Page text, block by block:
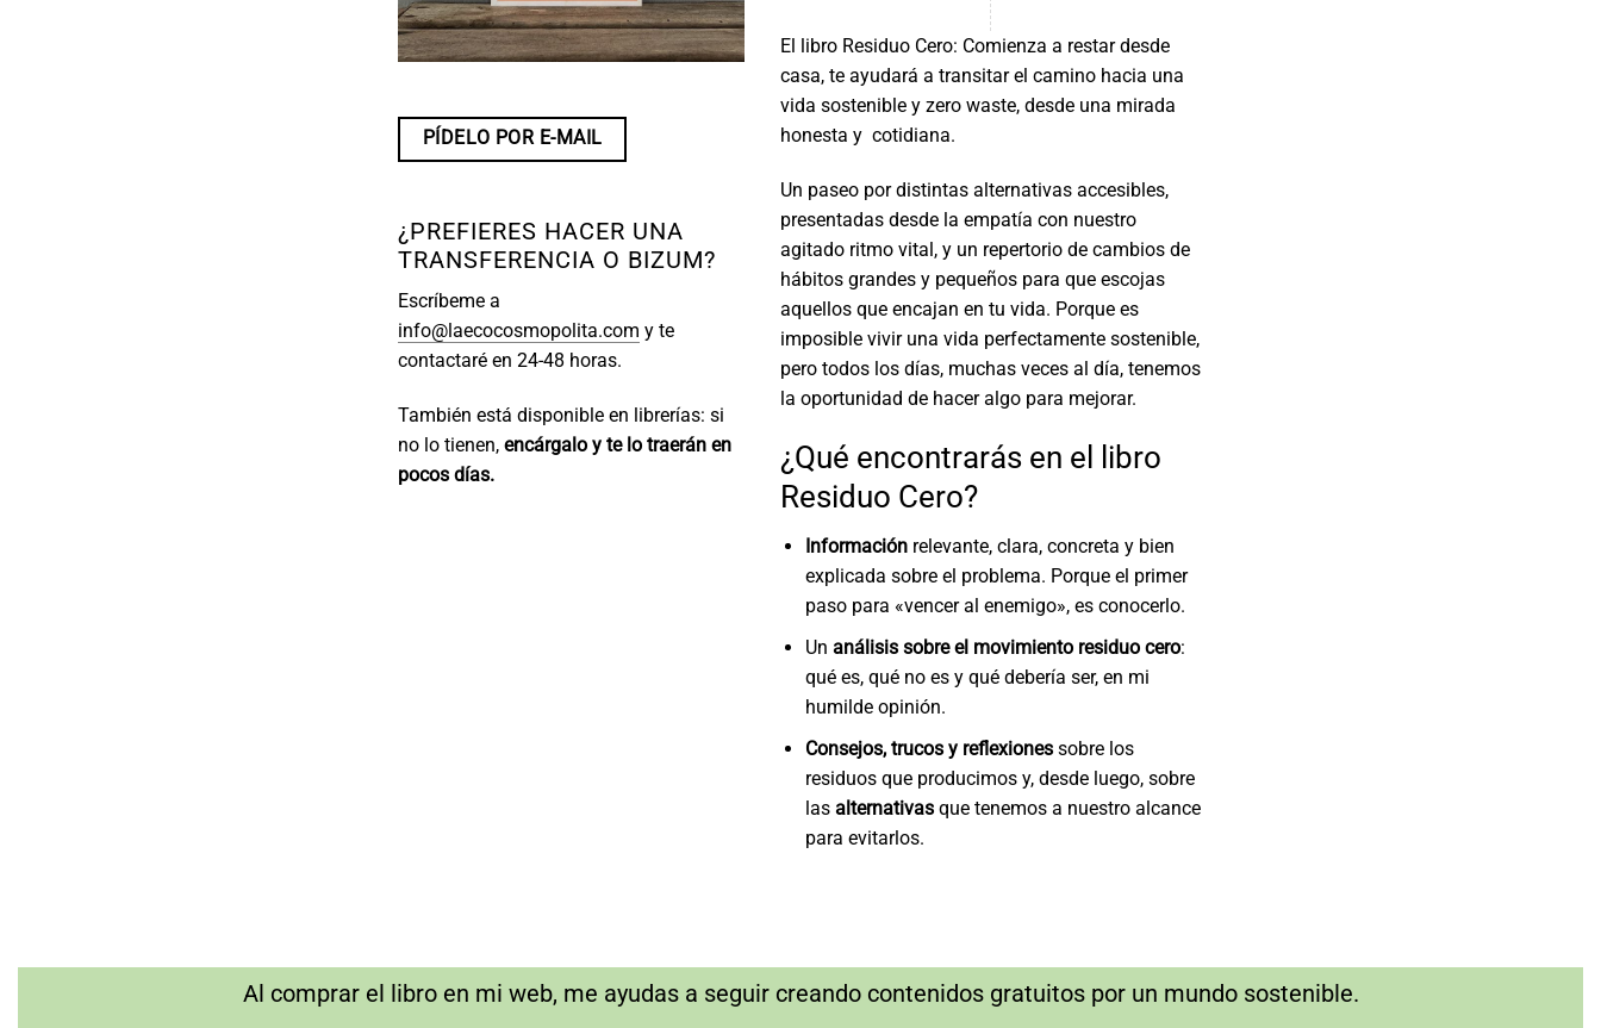
PÍDELO POR E-MAIL
¿PREFIERES HACER UNA
TRANSFERENCIA O BIZUM?
Escríbeme a
info@laecocosmopolita.com y te
contactaré en 24-48 horas.
También está disponible en librerías: si
no lo tienen,encárgalo y te lo traerán en
pocos días.
El libro Residuo Cero: Comienza a restar desde
casa, te ayudará a transitar el camino hacia una
vida sostenible y zero waste, desde una mirada
honesta y cotidiana.
Un paseo por distintas alternativas accesibles,
presentadas desde la empatía con nuestro
agitado ritmo vital, y un repertorio de cambios de
hábitos grandes y pequeños para que escojas
aquellos que encajan en tu vida. Porque es
imposible vivir una vida perfectamente sostenible,
pero todos los días, muchas veces al día, tenemos
la oportunidad de hacer algo para mejorar.
¿Qué encontrarás en el libro
Residuo Cero?
Informaciónrelevante, clara, concreta y bien
explicada sobre el problema. Porque el primer
paso para «vencer al enemigo», es conocerlo.
Un análisis sobre el movimiento residuo cero:
qué es, qué no es y qué debería ser, en mi
humilde opinión.
Consejos, trucos y reflexionessobre los
residuos que producimos y, desde luego, sobre
las alternativasque tenemos a nuestro alcance
para evitarlos.
Al comprar el libro en mi web, me ayudas a seguir creando contenidos gratuitos por un mundo sostenible.